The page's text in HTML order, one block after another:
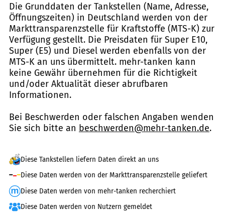
Die Grunddaten der Tankstellen (Name, Adresse,
Öffnungszeiten) in Deutschland werden von der
Markttransparenzstelle für Kraftstoffe (MTS-K) zur
Verfügung gestellt. Die Preisdaten für Super E10,
Super (E5) und Diesel werden ebenfalls von der
MTS-K an uns übermittelt. mehr-tanken kann
keine Gewähr übernehmen für die Richtigkeit
und/oder Aktualität dieser abrufbaren
Informationen.
Bei Beschwerden oder falschen Angaben wenden
Sie sich bitte an beschwerden@mehr-tanken.de.
Diese Tankstellen liefern Daten direkt an uns
Diese Daten werden von der Markttransparenzstelle geliefert
Diese Daten werden von mehr-tanken recherchiert
Diese Daten werden von Nutzern gemeldet